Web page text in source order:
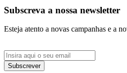
Subscreva a nossa newsletter
Esteja atento a novas campanhas e a